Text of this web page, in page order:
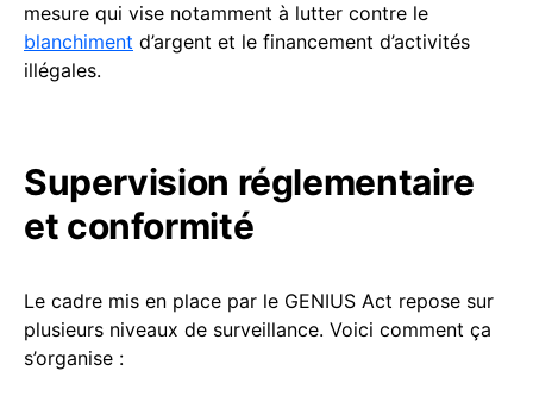
mesure qui vise notamment à lutter contre le
blanchiment d’argent et le financement d’activités
illégales.
Supervision réglementaire
et conformité
Le cadre mis en place par le GENIUS Act repose sur
plusieurs niveaux de surveillance. Voici comment ça
s’organise :